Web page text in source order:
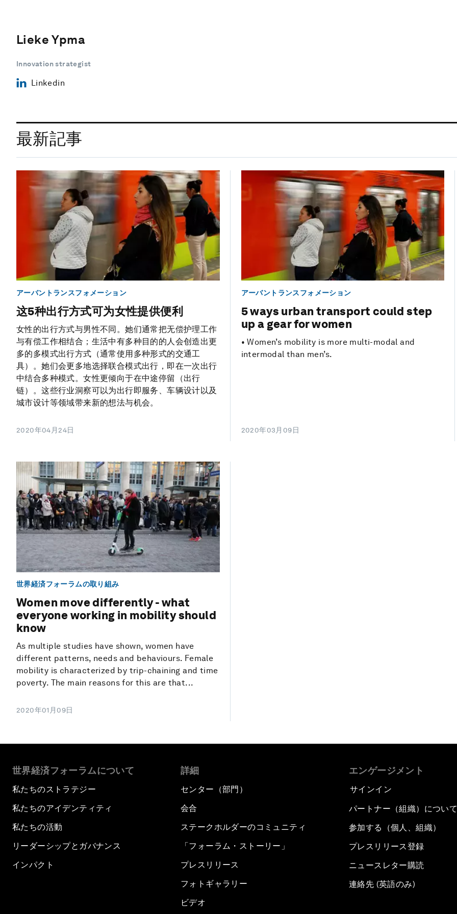
Lieke Ypma
Innovation strategist
Linkedin
最新記事
アーバントランスフォメーション
这5种出行方式可为女性提供便利
女性的出行方式与男性不同。她们通常把无偿护理工作
与有偿工作相结合；生活中有多种目的的人会创造出更
多的多模式出行方式（通常使用多种形式的交通工
具）。她们会更多地选择联合模式出行，即在一次出行
中结合多种模式。女性更倾向于在中途停留（出行
链）。这些行业洞察可以为出行即服务、车辆设计以及
城市设计等领域带来新的想法与机会。
2020年04月24日
アーバントランスフォメーション
5 ways urban transport could step
up a gear for women
• Women’s mobility is more multi-modal and
intermodal than men’s.
2020年03月09日
世界経済フォーラムの取り組み
Women move differently - what
everyone working in mobility should
know
As multiple studies have shown, women have
different patterns, needs and behaviours. Female
mobility is characterized by trip-chaining and time
poverty. The main reasons for this are that...
2020年01月09日
世界経済フォーラムについて
私たちのストラテジー
私たちのアイデンティティ
私たちの活動
リーダーシップとガバナンス
インパクト
詳細
センター（部門）
会合
ステークホルダーのコミュニティ
「フォーラム・ストーリー」
プレスリリース
フォトギャラリー
ビデオ
エンゲージメント
サインイン
パートナー（組織）について
参加する（個人、組織）
プレスリリース登録
ニュースレター購読
連絡先 (英語のみ)